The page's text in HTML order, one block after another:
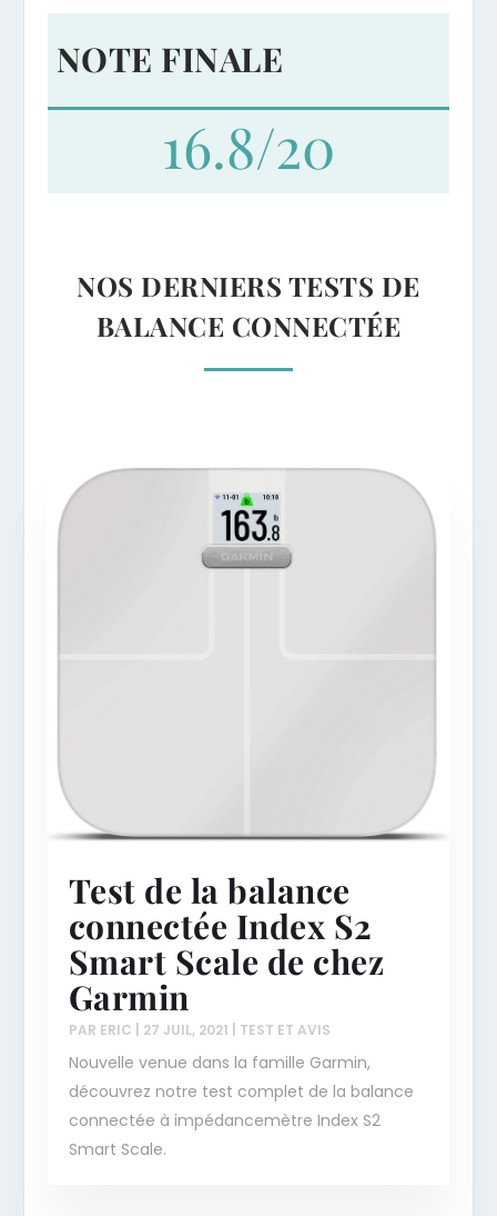
NOTE FINALE
16.8/20
NOS DERNIERS TESTS DE
BALANCE CONNECTÉE
Test de la balance
connectée Index S2
Smart Scale de chez
Garmin
PAR ERIC 27 JUIL, 2021 TEST ET AVIS
Nouvelle venue dans la famille Garmin,
découvrez notre test complet de la balance
connectée à impédancemètre Index S2
Smart Scale.